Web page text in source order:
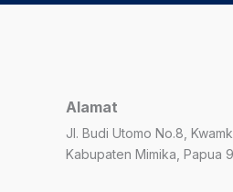
Alamat
Jl. Budi Utomo No.8,
Kabupaten Mimika, Papua